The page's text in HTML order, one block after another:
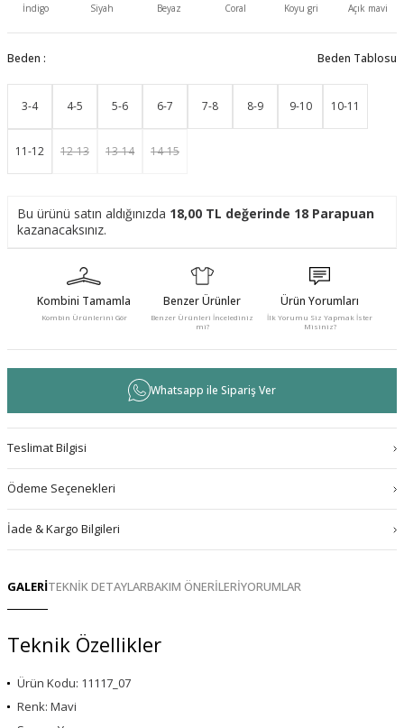
GALERİTEKNİK DETAYLARBAKIM ÖNERİLERİYORUMLAR
Teknik Özellikler
Ürün Kodu: 11117_07
Renk: Mavi
İndigo Siyah Beyaz Coral Koyu gri Açık mavi
Beden : Beden Tablosu
3-4 4-5 5-6 6-7 7-8 8-9 9-10 10-11
11-12 12-13 13-14 14-15
Bu ürünü satın aldığınızda 18,00 TL değerinde 18 Parapuan
kazanacaksınız.
Kombini Tamamla
Kombin Ürünlerini Gör
Benzer Ürünler
Benzer Ürünleri İncelediniz
mi?
Ürün Yorumları
İlk Yorumu Siz Yapmak İster
Misiniz?
Whatsapp ile Sipariş Ver
Teslimat Bilgisi
Ödeme Seçenekleri
İade & Kargo Bilgileri